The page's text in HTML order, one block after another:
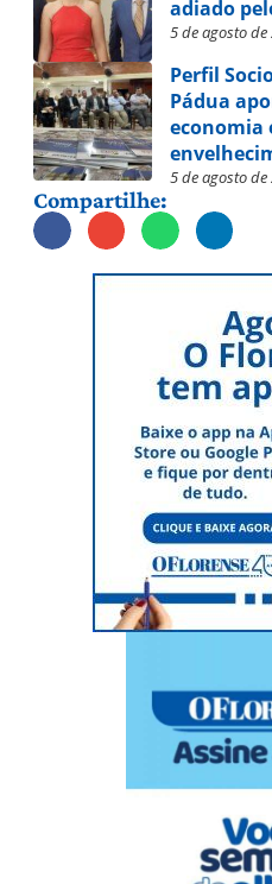
adiado
5 de agosto de
Perfil
Pádua
economia
5 de agosto de
Compartilhe: